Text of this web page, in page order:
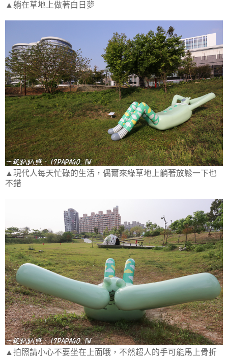
▲躺在草地上做著白日夢
▲現代人每天忙碌的生活，偶爾來綠草地上躺著放鬆一下也
不錯
▲拍照請小心不要坐在上面哦，不然超人的手可能馬上骨折